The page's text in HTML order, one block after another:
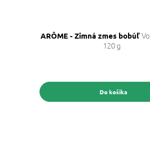
ARÔME - Zimná zmes bobúľ
120 g
Do košíka